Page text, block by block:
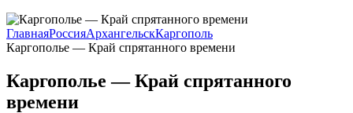
ГлавнаяРоссияАрхангельскКаргополь
Каргополье — Край спрятанного времени
Каргополье — Край спрятанного
времени